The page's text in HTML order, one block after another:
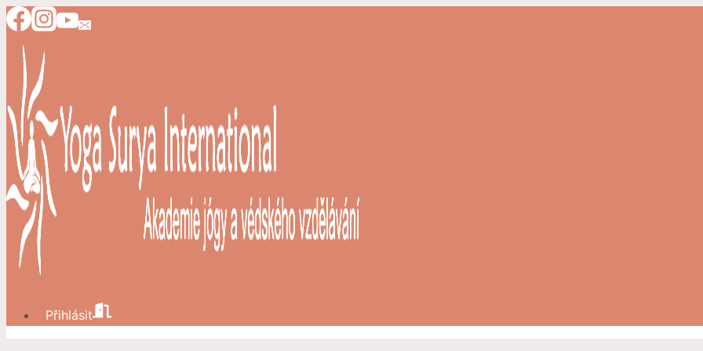
Přeskočit
na
obsah
Přihlásit